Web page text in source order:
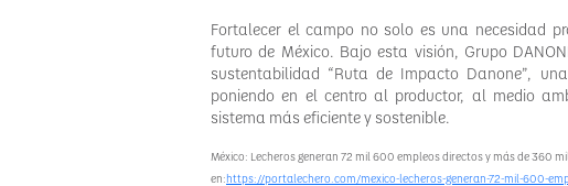
Fortalecer el campo no solo es una necesidad
futuro de México. Bajo esta visión, Grupo
sustentabilidad “Ruta de Impacto Danone”,
poniendo en el centro al productor, al medio
sistema más eficiente y sostenible.
México: Lecheros generan 72 mil 600 empleos directos y más de 360
en:https://portalechero.com/mexico-lecheros-generan-72-mil-600-